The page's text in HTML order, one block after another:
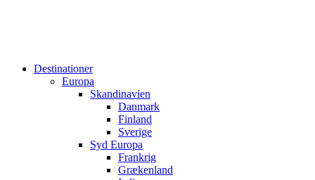
Destinationer
Europa
Skandinavien
Danmark
Finland
Sverige
Syd Europa
Frankrig
Grækenland